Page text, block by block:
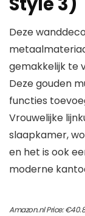
Deze
gemakkelijk te
Deze gouden
functies
Vrouwelijke
slaapkamer,
en het is ook
moderne
Amazon.nl Price:€